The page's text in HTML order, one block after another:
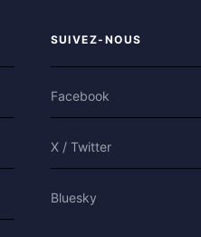
SUIVEZ-NOUS
Facebook
X / Twitter
Bluesky